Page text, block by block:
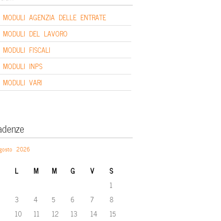
MODULI AGENZIA DELLE ENTRATE
MODULI DEL LAVORO
MODULI FISCALI
MODULI INPS
MODULI VARI
2026
L M M G V S
1
3 4 5 6 7
8
10 11 12 13 14
15